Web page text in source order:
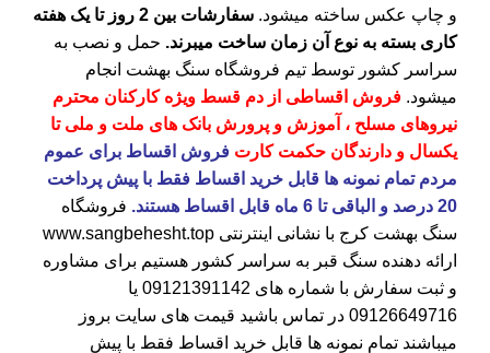
و چاپ عکس ساخته میشود.
سفارشات بین 2 روز تا یک هفته
کاری بسته به نوع آن زمان ساخت میبرند. حمل و نصب به
سراسر کشور توسط تیم فروشگاه سنگ بهشت انجام
میشود. فروش اقساطی از دم قسط ویژه کارکنان محترم
نیروهای مسلح ، آموزش و پرورش بانک های ملت و ملی تا
یکسال و دارندگان حکمت کارت فروش اقساط برای عموم
مردم تمام نمونه ها قابل خرید اقساط فقط با پیش پرداخت
20 درصد و الباقی تا 6 ماه قابل اقساط هستند.
فروشگاه
سنگ بهشت کرج با نشانی اینترنتی www.sangbehesht.top
ارائه دهنده سنگ قبر به سراسر کشور هستیم برای مشاوره
و ثبت سفارش با شماره های 09121391142 یا
09126649716 در تماس باشید قیمت های سایت بروز
میباشند تمام نمونه ها قابل خرید اقساط فقط با پیش